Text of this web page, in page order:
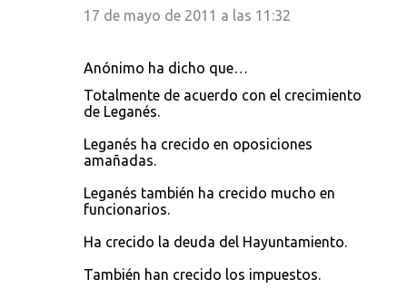
17 de mayo de 2011 a las 11:32
Anónimo ha dicho que…
Totalmente de acuerdo con el crecimiento
de Leganés.
Leganés ha crecido en oposiciones
amañadas.
Leganés también ha crecido mucho en
funcionarios.
Ha crecido la deuda del Hayuntamiento.
También han crecido los impuestos.